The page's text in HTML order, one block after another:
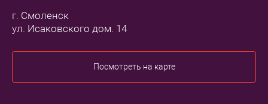
г. Смоленск
ул. Исаковского дом. 14
Посмотреть на карте